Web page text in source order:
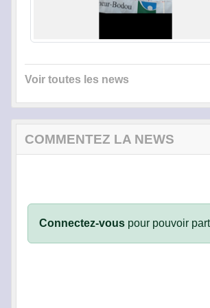
Voir toutes les news
COMMENTEZ LA NEWS
Connectez-vous pour pouvoir